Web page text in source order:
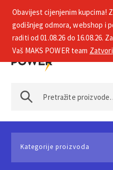
+385 1 2002 575
Kategorije proizvoda
Obavijest cijenjenim kupcima!
godišnjeg odmora, webshop i
raditi od 01.08.26 do 16.08.26.
Vaš MAKS POWER team Zatvori